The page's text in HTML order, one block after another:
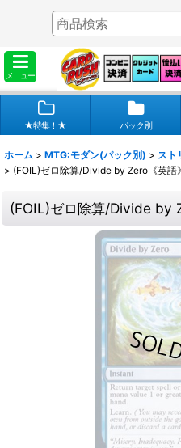
メニュー
★特集！★ パック別
ホーム > MTG:モダン(パック別) > スト
> (FOIL)ゼロ除算/Divide by Zero《英語
(FOIL)ゼロ除算/Divide by